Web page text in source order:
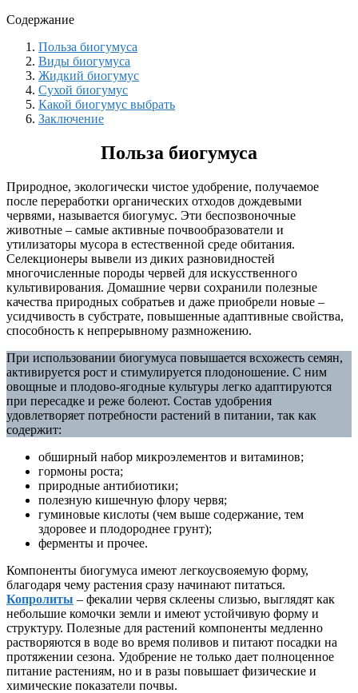
Содержание
Польза биогумуса
Виды биогумуса
Жидкий биогумус
Сухой биогумус
Какой биогумус выбрать
Заключение
Польза биогумуса
Природное, экологически чистое удобрение, получаемое
после переработки органических отходов дождевыми
червями, называется биогумус. Эти беспозвоночные
животные – самые активные почвообразователи и
утилизаторы мусора в естественной среде обитания.
Селекционеры вывели из диких разновидностей
многочисленные породы червей для искусственного
культивирования. Домашние черви сохранили полезные
качества природных собратьев и даже приобрели новые –
усидчивость в субстрате, повышенные адаптивные свойства,
способность к непрерывному размножению.
При использовании биогумуса повышается всхожесть семян,
активируется рост и стимулируется плодоношение. С ним
овощные и плодово-ягодные культуры легко адаптируются
при пересадке и реже болеют. Состав удобрения
удовлетворяет потребности растений в питании, так как
содержит:
обширный набор микроэлементов и витаминов;
гормоны роста;
природные антибиотики;
полезную кишечную флору червя;
гуминовые кислоты (чем выше содержание, тем
здоровее и плодороднее грунт);
ферменты и прочее.
Компоненты биогумуса имеют легкоусвояемую форму,
благодаря чему растения сразу начинают питаться.
Копролиты – фекалии червя склеены слизью, выглядят как
небольшие комочки земли и имеют устойчивую форму и
структуру. Полезные для растений компоненты медленно
растворяются в воде во время поливов и питают посадки на
протяжении сезона. Удобрение не только дает полноценное
питание растениям, но и в разы повышает физические и
химические показатели почвы.